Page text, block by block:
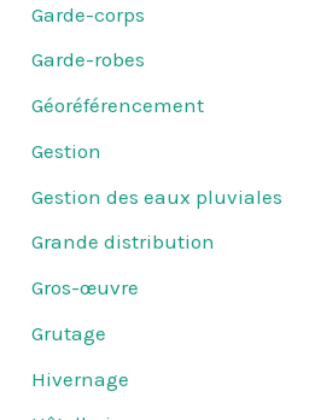
Garde-corps
Garde-robes
Géoréférencement
Gestion
Gestion des eaux pluviales
Grande distribution
Gros-œuvre
Grutage
Hivernage